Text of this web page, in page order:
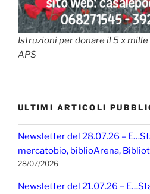
Istruzioni per donare il 5 x mille
APS
ULTIMI ARTICOLI
Newsletter del 28.07.26 –
mercatobio, biblioArena,
28/07/2026
Newsletter del 21.07.26 –